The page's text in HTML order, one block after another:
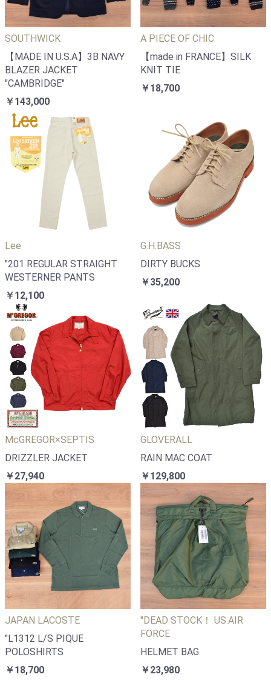
SOUTHWICK
【MADE IN U.S.A】3B NAVY
BLAZER JACKET
"CAMBRIDGE"
￥143,000
A PIECE OF CHIC
【made in FRANCE】SILK
KNIT TIE
￥18,700
Lee
"201 REGULAR STRAIGHT
WESTERNER PANTS
￥12,100
G.H.BASS
DIRTY BUCKS
￥35,200
McGREGOR×SEPTIS
DRIZZLER JACKET
￥27,940
GLOVERALL
RAIN MAC COAT
￥129,800
JAPAN LACOSTE
"L1312 L/S PIQUE
POLOSHIRTS
￥18,700
"DEAD STOCK！ US.AIR
FORCE
HELMET BAG
￥23,980